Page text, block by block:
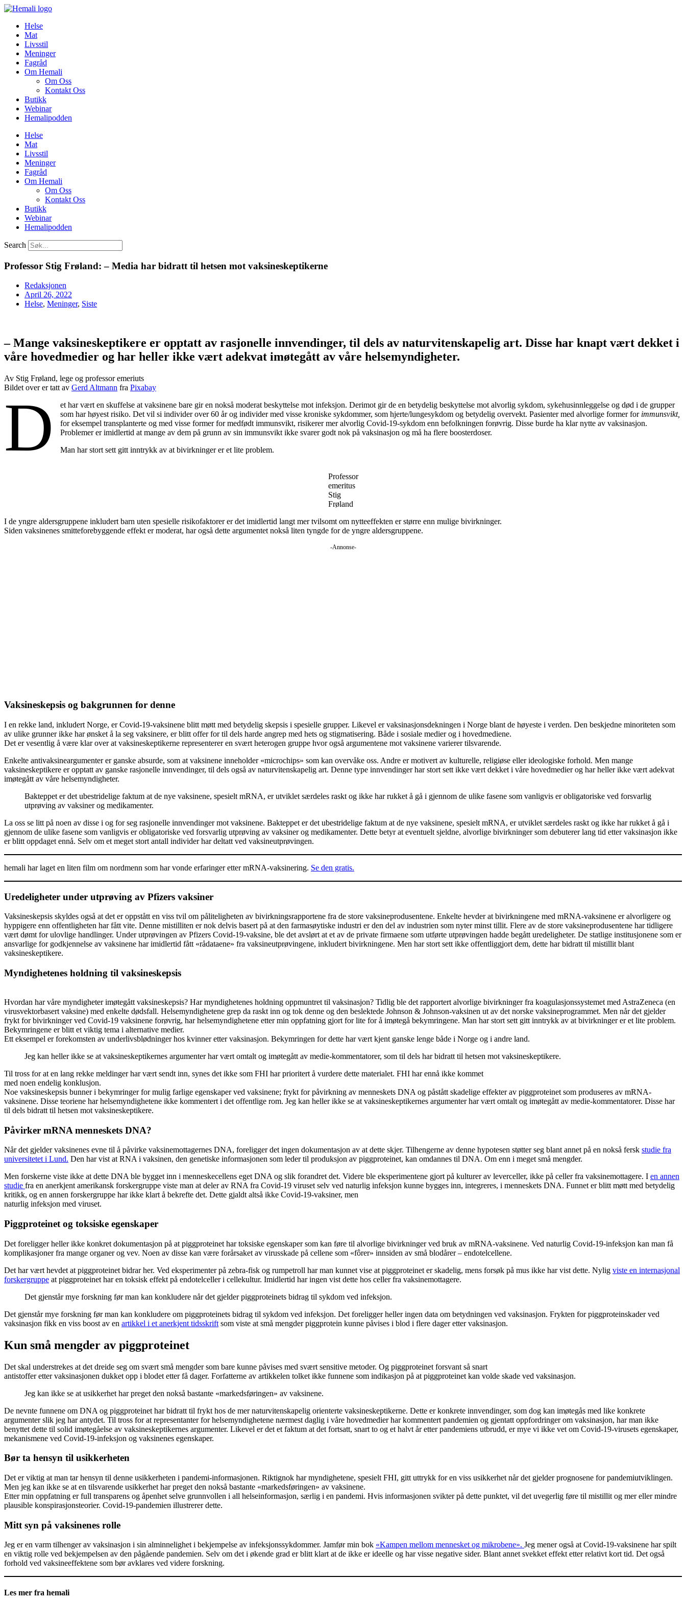
Skip
contentHelse
Mat
Livsstil
Meninger
Fagråd
Om Hemali
Om Oss
Kontakt Oss
Butikk
Webinar
Hemalipodden
Helse
Mat
Livsstil
Meninger
Fagråd
Om Hemali
Om Oss
Kontakt Oss
Butikk
Webinar
Hemalipodden
Search
Professor Stig Frøland: – Media har bidratt til hetsen mot vaksineskeptikerne
Redaksjonen
April 26, 2022
Helse, Meninger, Siste
– Mange vaksineskeptikere er opptatt av rasjonelle innvendinger, til dels av naturvitenskapelig art. Disse har knapt vært dekket i
våre hovedmedier og har heller ikke vært adekvat imøtegått av våre helsemyndigheter.
Av Stig Frøland, lege og professor emeriuts
Bildet over er tatt av Gerd Altmann fra Pixabay
D
et har vært en skuffelse at vaksinene bare gir en nokså moderat beskyttelse mot infeksjon. Derimot gir de en betydelig beskyttelse mot alvorlig sykdom, sykehusinnleggelse og død i de grupper
som har høyest risiko. Det vil si individer over 60 år og individer med visse kroniske sykdommer, som hjerte/lungesykdom og betydelig overvekt. Pasienter med alvorlige former for immunsvikt,
for eksempel transplanterte og med visse former for medfødt immunsvikt, risikerer mer alvorlig Covid-19-sykdom enn befolkningen forøvrig. Disse burde ha klar nytte av vaksinasjon.
Problemer er imidlertid at mange av dem på grunn av sin immunsvikt ikke svarer godt nok på vaksinasjon og må ha flere boosterdoser.
Man har stort sett gitt inntrykk av at bivirkninger er et lite problem.
Professor
emeritus
Stig
Frøland
I de yngre aldersgruppene inkludert barn uten spesielle risikofaktorer er det imidlertid langt mer tvilsomt om nytteeffekten er større enn mulige bivirkninger.
Siden vaksinenes smitteforebyggende effekt er moderat, har også dette argumentet nokså liten tyngde for de yngre aldersgruppene.
-Annonse-
Vaksineskepsis og bakgrunnen for denne
I en rekke land, inkludert Norge, er Covid-19-vaksinene blitt møtt med betydelig skepsis i spesielle grupper. Likevel er vaksinasjonsdekningen i Norge blant de høyeste i verden. Den beskjedne minoriteten som
av ulike grunner ikke har ønsket å la seg vaksinere, er blitt offer for til dels harde angrep med hets og stigmatisering. Både i sosiale medier og i hovedmediene.
Det er vesentlig å være klar over at vaksineskeptikerne representerer en svært heterogen gruppe hvor også argumentene mot vaksinene varierer tilsvarende.
Enkelte antivaksineargumenter er ganske absurde, som at vaksinene inneholder «microchips» som kan overvåke oss. Andre er motivert av kulturelle, religiøse eller ideologiske forhold. Men mange
vaksineskeptikere er opptatt av ganske rasjonelle innvendinger, til dels også av naturvitenskapelig art. Denne type innvendinger har stort sett ikke vært dekket i våre hovedmedier og har heller ikke vært adekvat
imøtegått av våre helsemyndigheter.
Bakteppet er det ubestridelige faktum at de nye vaksinene, spesielt mRNA, er utviklet særdeles raskt og ikke har rukket å gå i gjennom de ulike fasene som vanligvis er obligatoriske ved forsvarlig
utprøving av vaksiner og medikamenter.
La oss se litt på noen av disse i og for seg rasjonelle innvendinger mot vaksinene. Bakteppet er det ubestridelige faktum at de nye vaksinene, spesielt mRNA, er utviklet særdeles raskt og ikke har rukket å gå i
gjennom de ulike fasene som vanligvis er obligatoriske ved forsvarlig utprøving av vaksiner og medikamenter. Dette betyr at eventuelt sjeldne, alvorlige bivirkninger som debuterer lang tid etter vaksinasjon ikke
er blitt oppdaget ennå. Selv om et meget stort antall individer har deltatt ved vaksineutprøvingen.
hemali har laget en liten film om nordmenn som har vonde erfaringer etter mRNA-vaksinering. Se den gratis.
Uredeligheter under utprøving av Pfizers vaksiner
Vaksineskepsis skyldes også at det er oppstått en viss tvil om påliteligheten av bivirkningsrapportene fra de store vaksineprodusentene. Enkelte hevder at bivirkningene med mRNA-vaksinene er alvorligere og
hyppigere enn offentligheten har fått vite. Denne mistilliten er nok delvis basert på at den farmasøytiske industri er den del av industrien som nyter minst tillit. Flere av de store vaksineprodusentene har tidligere
vært dømt for ulovlige handlinger. Under utprøvingen av Pfizers Covid-19-vaksine, ble det avslørt at et av de private firmaene som utførte utprøvingen hadde begått uredeligheter. De statlige institusjonene som er
ansvarlige for godkjennelse av vaksinene har imidlertid fått «rådataene» fra vaksineutprøvingene, inkludert bivirkningene. Men har stort sett ikke offentliggjort dem, dette har bidratt til mistillit blant
vaksineskeptikere.
Myndighetenes holdning til vaksineskepsis
Hvordan har våre myndigheter imøtegått vaksineskepsis? Har myndighetenes holdning oppmuntret til vaksinasjon? Tidlig ble det rapportert alvorlige bivirkninger fra koagulasjonssystemet med AstraZeneca (en
virusvektorbasert vaksine) med enkelte dødsfall. Helsemyndighetene grep da raskt inn og tok denne og den beslektede Johnson & Johnson-vaksinen ut av det norske vaksineprogrammet. Men når det gjelder
frykt for bivirkninger ved Covid-19 vaksinene forøvrig, har helsemyndighetene etter min oppfatning gjort for lite for å imøtegå bekymringene. Man har stort sett gitt inntrykk av at bivirkninger er et lite problem.
Bekymringene er blitt et viktig tema i alternative medier.
Ett eksempel er forekomsten av underlivsblødninger hos kvinner etter vaksinasjon. Bekymringen for dette har vært kjent ganske lenge både i Norge og i andre land.
Jeg kan heller ikke se at vaksineskeptikernes argumenter har vært omtalt og imøtegått av medie-kommentatorer, som til dels har bidratt til hetsen mot vaksineskeptikere.
Til tross for at en lang rekke meldinger har vært sendt inn, synes det ikke som FHI har prioritert å vurdere dette materialet. FHI har ennå ikke kommet
med noen endelig konklusjon.
Noe vaksineskepsis bunner i bekymringer for mulig farlige egenskaper ved vaksinene; frykt for påvirkning av menneskets DNA og påstått skadelige effekter av piggproteinet som produseres av mRNA-
vaksinene. Disse teoriene har helsemyndighetene ikke kommentert i det offentlige rom. Jeg kan heller ikke se at vaksineskeptikernes argumenter har vært omtalt og imøtegått av medie-kommentatorer. Disse har
til dels bidratt til hetsen mot vaksineskeptikere.
Påvirker mRNA menneskets DNA?
Når det gjelder vaksinenes evne til å påvirke vaksinemottagernes DNA, foreligger det ingen dokumentasjon av at dette skjer. Tilhengerne av denne hypotesen støtter seg blant annet på en nokså fersk studie fra
universitetet i Lund. Den har vist at RNA i vaksinen, den genetiske informasjonen som leder til produksjon av piggproteinet, kan omdannes til DNA. Om enn i meget små mengder.
Men forskerne viste ikke at dette DNA ble bygget inn i menneskecellens eget DNA og slik forandret det. Videre ble eksperimentene gjort på kulturer av leverceller, ikke på celler fra vaksinemottagere. I en annen
studie fra en anerkjent amerikansk forskergruppe viste man at deler av RNA fra Covid-19 viruset selv ved naturlig infeksjon kunne bygges inn, integreres, i menneskets DNA. Funnet er blitt møtt med betydelig
kritikk, og en annen forskergruppe har ikke klart å bekrefte det. Dette gjaldt altså ikke Covid-19-vaksiner, men
naturlig infeksjon med viruset.
Piggproteinet og toksiske egenskaper
Det foreligger heller ikke konkret dokumentasjon på at piggproteinet har toksiske egenskaper som kan føre til alvorlige bivirkninger ved bruk av mRNA-vaksinene. Ved naturlig Covid-19-infeksjon kan man få
komplikasjoner fra mange organer og vev. Noen av disse kan være forårsaket av virusskade på cellene som «fôrer» innsiden av små blodårer – endotelcellene.
Det har vært hevdet at piggproteinet bidrar her. Ved eksperimenter på zebra-fisk og rumpetroll har man kunnet vise at piggproteinet er skadelig, mens forsøk på mus ikke har vist dette. Nylig viste en internasjonal
forskergruppe at piggproteinet har en toksisk effekt på endotelceller i cellekultur. Imidlertid har ingen vist dette hos celler fra vaksinemottagere.
Det gjenstår mye forskning før man kan konkludere når det gjelder piggproteinets bidrag til sykdom ved infeksjon.
Det gjenstår mye forskning før man kan konkludere om piggproteinets bidrag til sykdom ved infeksjon. Det foreligger heller ingen data om betydningen ved vaksinasjon. Frykten for piggproteinskader ved
vaksinasjon fikk en viss boost av en artikkel i et anerkjent tidsskrift som viste at små mengder piggprotein kunne påvises i blod i flere dager etter vaksinasjon.
Kun små mengder av piggproteinet
Det skal understrekes at det dreide seg om svært små mengder som bare kunne påvises med svært sensitive metoder. Og piggproteinet forsvant så snart
antistoffer etter vaksinasjonen dukket opp i blodet etter få dager. Forfatterne av artikkelen tolket ikke funnene som indikasjon på at piggproteinet kan volde skade ved vaksinasjon.
Jeg kan ikke se at usikkerhet har preget den nokså bastante «markedsføringen» av vaksinene.
De nevnte funnene om DNA og piggproteinet har bidratt til frykt hos de mer naturvitenskapelig orienterte vaksineskeptikerne. Dette er konkrete innvendinger, som dog kan imøtegås med like konkrete
argumenter slik jeg har antydet. Til tross for at representanter for helsemyndighetene nærmest daglig i våre hovedmedier har kommentert pandemien og gjentatt oppfordringer om vaksinasjon, har man ikke
benyttet dette til solid imøtegåelse av vaksineskeptikernes argumenter. Likevel er det et faktum at det fortsatt, snart to og et halvt år etter pandemiens utbrudd, er mye vi ikke vet om Covid-19-virusets egenskaper,
mekanismene ved Covid-19-infeksjon og vaksinenes egenskaper.
Bør ta hensyn til usikkerheten
Det er viktig at man tar hensyn til denne usikkerheten i pandemi-informasjonen. Riktignok har myndighetene, spesielt FHI, gitt uttrykk for en viss usikkerhet når det gjelder prognosene for pandemiutviklingen.
Men jeg kan ikke se at en tilsvarende usikkerhet har preget den nokså bastante «markedsføringen» av vaksinene.
Etter min oppfatning er full transparens og åpenhet selve grunnvollen i all helseinformasjon, særlig i en pandemi. Hvis informasjonen svikter på dette punktet, vil det uvegerlig føre til mistillit og mer eller mindre
plausible konspirasjonsteorier. Covid-19-pandemien illustrerer dette.
Mitt syn på vaksinenes rolle
Jeg er en varm tilhenger av vaksinasjon i sin alminnelighet i bekjempelse av infeksjonssykdommer. Jamfør min bok «Kampen mellom mennesket og mikrobene». Jeg mener også at Covid-19-vaksinene har spilt
en viktig rolle ved bekjempelsen av den pågående pandemien. Selv om det i økende grad er blitt klart at de ikke er ideelle og har visse negative sider. Blant annet svekket effekt etter relativt kort tid. Det også
forhold ved vaksineeffektene som bør avklares ved videre forskning.
Les mer fra hemali